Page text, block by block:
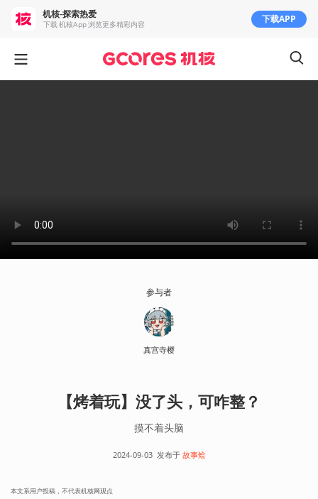
参与者
真宫寺樱
【烤着玩】没了头，可咋整？
摸不着头脑
2024-09-03 发布于 故事烩
本文系用户投稿，不代表机核网观点
机核-探索热爱
下载 机核App 浏览更多精彩内容 下载APP